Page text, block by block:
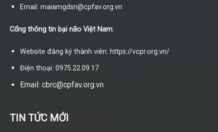
Email: maiamgdsn@cpfav.org.vn
Cổng thông tin bại não Việt Nam:
Website đăng ký thành viên: https://vcpr.org.vn/
Điện thoại: 0975.22.09.17
Email: cbrc@cpfav.org.vn
TIN TỨC MỚI